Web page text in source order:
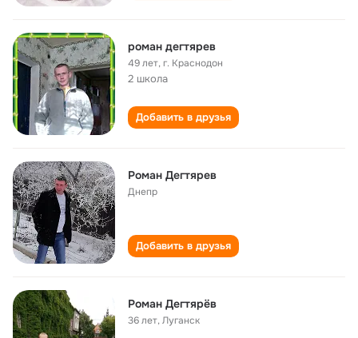
роман дегтярев
49 лет,г. Краснодон
2 школа
Добавить в друзья
Роман Дегтярев
Днепр
Добавить в друзья
Роман Дегтярёв
36 лет,Луганск